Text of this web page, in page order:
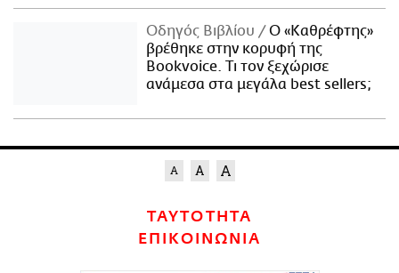
Οδηγός Βιβλίου
Ο «Καθρέφτης»
βρέθηκε στην κορυφή της
Bookvoice. Τι τον ξεχώρισε
ανάμεσα στα μεγάλα best sellers;
ΤΑΥΤΟΤΗΤΑ
ΕΠΙΚΟΙΝΩΝΙΑ